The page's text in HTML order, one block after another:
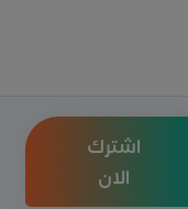
اشترك
الان